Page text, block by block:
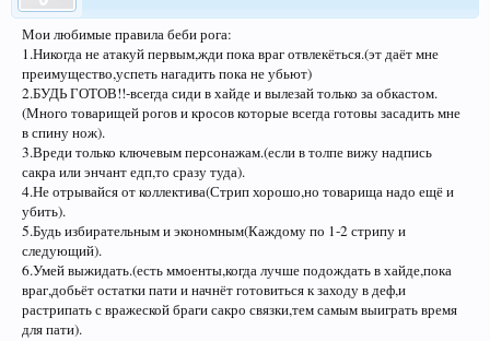
Мои любимые правила беби рога:
1.Никогда не атакуй первым,жди пока враг отвлекёться.(эт даёт мне
преимущество,успеть нагадить пока не убьют)
2.БУДЬ ГОТОВ!!-всегда сиди в хайде и вылезай только за обкастом.
(Много товарищей рогов и кросов которые всегда готовы засадить мне
в спину нож).
3.Вреди только ключевым персонажам.(если в толпе вижу надпись
сакра или энчант едп,то сразу туда).
4.Не отрывайся от коллектива(Стрип хорошо,но товарища надо ещё и
убить).
5.Будь избирательным и экономным(Каждому по 1-2 стрипу и
следующий).
6.Умей выжидать.(есть ммоенты,когда лучше подождать в хайде,пока
враг,добьёт остатки пати и начнёт готовиться к заходу в деф,и
растрипать с вражеской браги сакро связки,тем самым выиграть время
для пати).